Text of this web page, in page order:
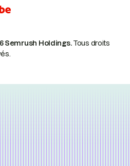
Semrush Holdings.Tous droits